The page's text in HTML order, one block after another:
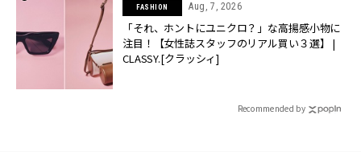
FASHION Aug, 7, 2026
「それ、ホントにユニクロ？」な高揚感小物に
注目！【女性誌スタッフのリアル買い３選】 |
CLASSY.[クラッシィ]
Recommended by